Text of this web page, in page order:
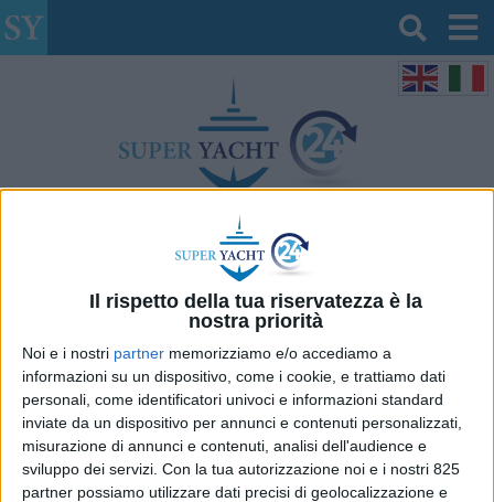
Il rispetto della tua riservatezza è la
nostra priorità
Noi e i nostri partner memorizziamo e/o accediamo a
informazioni su un dispositivo, come i cookie, e trattiamo dati
personali, come identificatori univoci e informazioni standard
inviate da un dispositivo per annunci e contenuti personalizzati,
misurazione di annunci e contenuti, analisi dell'audience e
sviluppo dei servizi. Con la tua autorizzazione noi e i nostri 825
partner possiamo utilizzare dati precisi di geolocalizzazione e
Il quotidiano online del mercato super yacht
VIDEO clip del 6° Forum di SUPER
YACHT 24 ad Ancona